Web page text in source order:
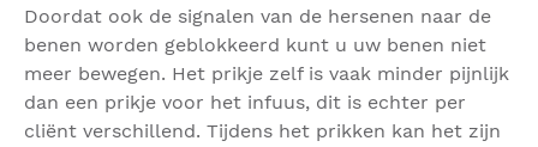
Doordat ook de signalen van de hersenen naar de
benen worden geblokkeerd kunt u uw benen niet
meer bewegen. Het prikje zelf is vaak minder pijnlijk
dan een prikje voor het infuus, dit is echter per
cliënt verschillend. Tijdens het prikken kan het zijn